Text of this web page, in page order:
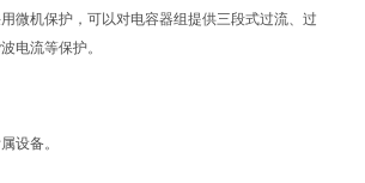
微机保护，可以对电容器组提供三段式过流、过
电流等保护。
设备。